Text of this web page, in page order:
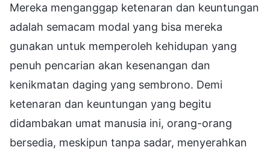
Mereka menganggap ketenaran dan keuntungan
adalah semacam modal yang bisa mereka
gunakan untuk memperoleh kehidupan yang
penuh pencarian akan kesenangan dan
kenikmatan daging yang sembrono. Demi
ketenaran dan keuntungan yang begitu
didambakan umat manusia ini, orang-orang
bersedia, meskipun tanpa sadar, menyerahkan